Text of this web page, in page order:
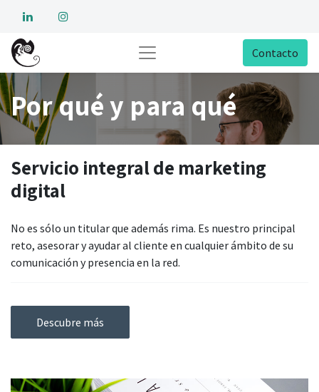
Contacto
Por qué y para qué
Servicio integral de marketing
digital
No es sólo un titular que además rima. Es nuestro principal
reto, asesorar y ayudar al cliente en cualquier ámbito de su
comunicación y presencia en la red.
Descubre más